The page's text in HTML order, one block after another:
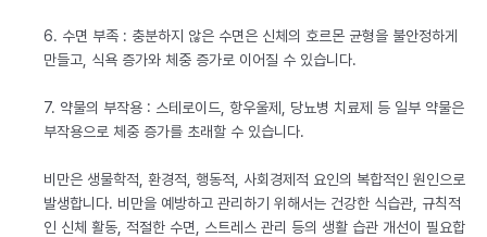
6. 수면 부족 : 충분하지 않은 수면은 신체의 호르몬 균형을 불안정하게
만들고, 식욕 증가와 체중 증가로 이어질 수 있습니다.
7. 약물의 부작용 : 스테로이드, 항우울제, 당뇨병 치료제 등 일부 약물은
부작용으로 체중 증가를 초래할 수 있습니다.
비만은 생물학적, 환경적, 행동적, 사회경제적 요인의 복합적인 원인으로
발생합니다. 비만을 예방하고 관리하기 위해서는 건강한 식습관, 규칙적
인 신체 활동, 적절한 수면, 스트레스 관리 등의 생활 습관 개선이 필요합